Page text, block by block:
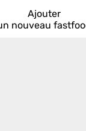
Ajouter
nouveau